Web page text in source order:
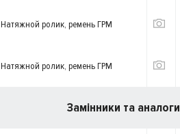
Натяжной ролик, ремень ГРМ
Натяжной ролик, ремень ГРМ
Замінники та аналоги